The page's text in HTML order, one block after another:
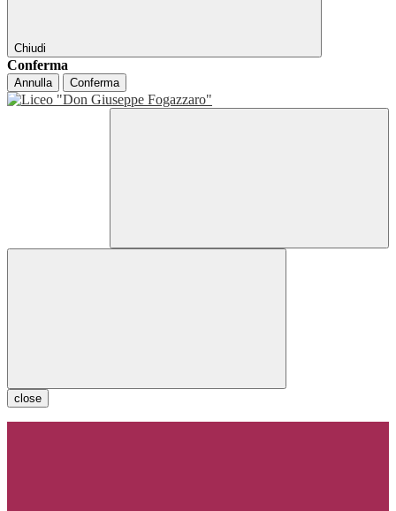
Chiudi
Conferma
Annulla Conferma
close